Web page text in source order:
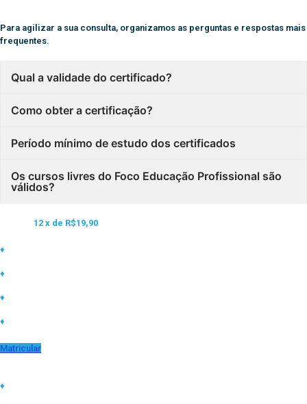
Para agilizar a sua consulta, organizamos as perguntas e respostas mais
frequentes.
Qual a validade do certificado?
Como obter a certificação?
Período mínimo de estudo dos certificados
Os cursos livres do Foco Educação Profissional são
válidos?
12 x de R$19,90
♦
♦
♦
♦
Matricular
♦